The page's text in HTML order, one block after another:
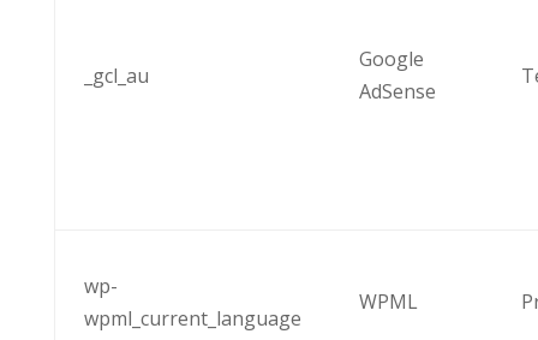
_gcl_au
Google
AdSense
wp-
wpml_current_language
WPML